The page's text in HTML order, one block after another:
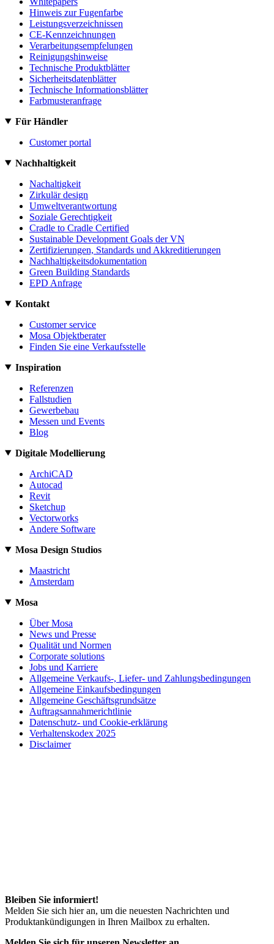
Hinweis zur Fugenfarbe
Leistungsverzeichnissen
CE-Kennzeichnungen
Verarbeitungsempfelungen
Reinigungshinweise
Technische Produktblätter
Sicherheitsdatenblätter
Technische Informationsblätter
Farbmusteranfrage
Für Händler
Customer portal
Nachhaltigkeit
Nachaltigkeit
Zirkulär design
Umweltverantwortung
Soziale Gerechtigkeit
Cradle to Cradle Certified
Sustainable Development Goals der VN
Zertifizierungen, Standards und Akkreditierungen
Nachhaltigkeitsdokumentation
Green Building Standards
EPD Anfrage
Kontakt
Customer service
Mosa Objektberater
Finden Sie eine Verkaufsstelle
Inspiration
Referenzen
Fallstudien
Gewerbebau
Messen und Events
Blog
Digitale Modellierung
ArchiCAD
Autocad
Revit
Sketchup
Vectorworks
Andere Software
Mosa Design Studios
Maastricht
Amsterdam
Mosa
Über Mosa
News und Presse
Qualität und Normen
Corporate solutions
Jobs und Karriere
Allgemeine Verkaufs-, Liefer- und Zahlungsbedingungen
Allgemeine Einkaufsbedingungen
Allgemeine Geschäftsgrundsätze
Auftragsannahmerichtlinie
Datenschutz- und Cookie-erklärung
Verhaltenskodex 2025
Disclaimer
Bleiben Sie informiert!
Melden Sie sich hier an, um die neuesten Nachrichten und
Produktankündigungen in Ihren Mailbox zu erhalten.